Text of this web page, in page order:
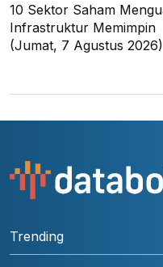
10 Sektor Saham
Infrastruktur Memimpin
(Jumat, 7 Agustus 2026)
Trending